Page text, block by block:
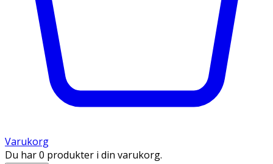
Varukorg
Du har 0 produkter i din varukorg.